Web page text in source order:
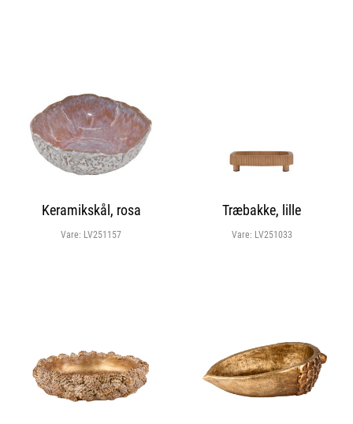
Keramikskål, rosa
Vare: LV251157
Træbakke, lille
Vare: LV251033